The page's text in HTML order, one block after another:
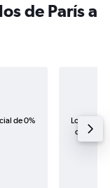
de París a
de 0%
Los
de